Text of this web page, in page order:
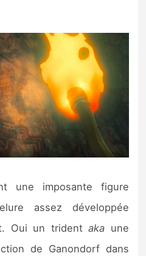
une imposante figure
assez développée
Oui un tridentaka une
de Ganondorf dans